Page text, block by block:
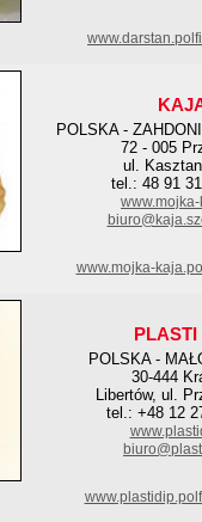
POLSKA -
72 - 005
ul.
tel.: 48 91
www.mojka-
PLASTI
POLSKA -
30-444
Libertów, ul.
tel.: +48 12